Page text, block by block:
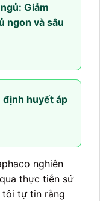
Giảm
ngon và sâu
định huyết áp
nghiên
thực tiễn sử
tôi tự tin rằng